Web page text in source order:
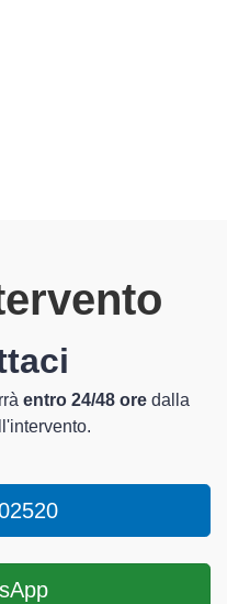
entro 24/48 ore dalla